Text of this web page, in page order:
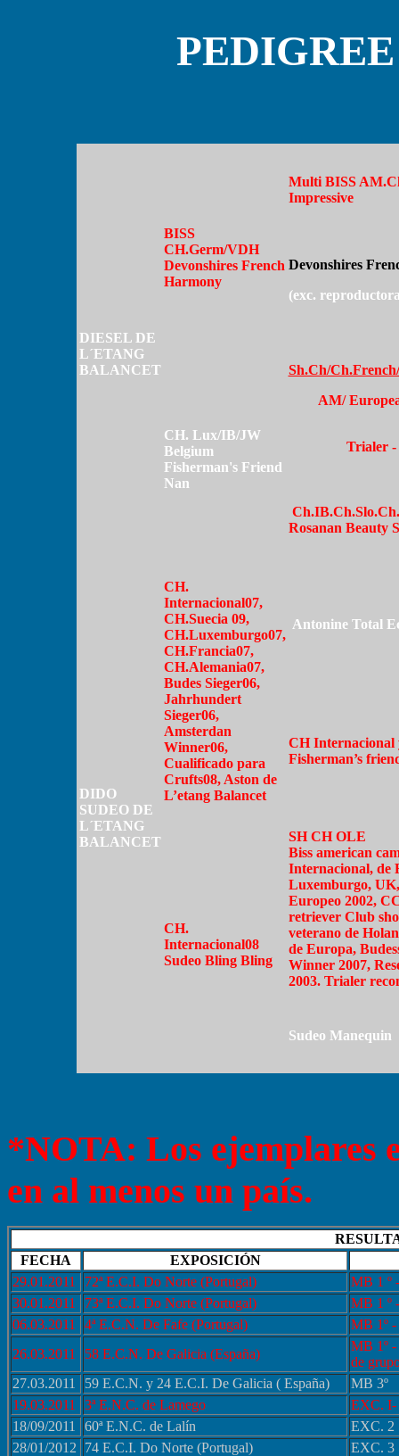
PEDIGREE
DIESEL DE
L´ETANG
BALANCET
BISS
CH.Germ/VDH
Devonshires French
Harmony
Multi BISS
Impressive
Devonshires
(exc.
CH. Lux/IB/JW
Belgium
Fisherman's Friend
Nan
Sh.Ch/
AM/
Trialer -
Rosanan Beauty
DIDO
SUDEO DE
L´ETANG
BALANCET
CH.
Internacional07,
CH.Suecia 09,
CH.Luxemburgo07,
CH.Francia07,
CH.Alemania07,
Budes Sieger06,
Jahrhundert
Sieger06,
Amsterdan
Winner06,
Cualificado para
Crufts08, Aston de
L’etang Balancet
Antonine Total
CH Internacional
Fisherman’s
CH.
Internacional08
Sudeo Bling Bling
SH CH OLE
Biss american
Internacional, de
Luxemburgo,
Europeo 2002,
retriever Club
veterano de
de Europa,
Winner 2007,
2003. Trialer
Sudeo Manequin
*NOTA: Los ejemplares
en al menos un país.
FECHA
EXPOSICIÓN
29.01.2011
72ª E.C.I. Do Norte (Portugal)
MB 1 º
30.01.2011
73ª E.C.I. Do Norte (Portugal)
MB 1 º
06.03.2011
4ª E.C.N. De Fafe (Portugal)
MB 1º -
26.03.2011
58 E.C.N. De Galicia (España)
MB 1º -
de
27.03.2011
59 E.C.N. y 24 E.C.I. De Galicia ( España)
MB 3º
19.03.2011
3ª E.N.C. de Lamego
EXC. I-
18/09/2011
60ª E.N.C. de Lalín
EXC. 2
28/01/2012
74 E.C.I. Do Norte (Portugal) EXC. 3